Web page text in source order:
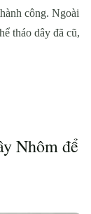
công. Ngoài
tháo dây đã cũ,
Nhôm để